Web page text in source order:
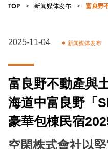
TOP > 新闻媒体发布 > 富良野
2025-11-04 新闻媒体发布
富良野不動產與
海道中富良野「
豪華包棟民宿
空閑株式會社以